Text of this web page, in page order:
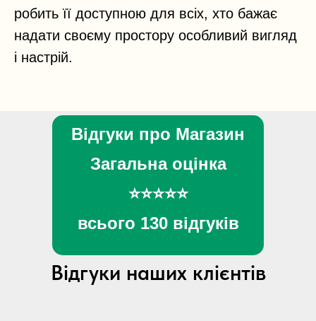
робить її доступною для всіх, хто бажає
надати своєму простору особливий вигляд
і настрій.
Відгуки про Магазин
Загальна оцінка
⭐⭐⭐⭐⭐
всього 130 відгуків
Відгуки наших клієнтів